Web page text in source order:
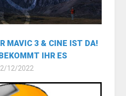
MAVIC 3 & CINE IST DA!
IHR ES
12/2022